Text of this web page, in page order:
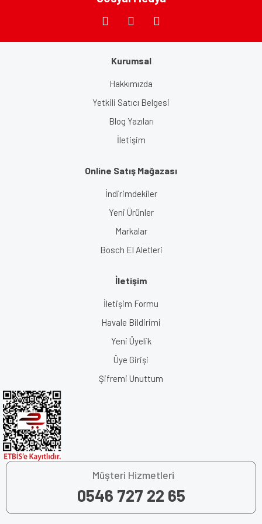
Kurumsal
Hakkımızda
Yetkili Satıcı Belgesi
Blog Yazıları
İletişim
Online Satış Mağazası
İndirimdekiler
Yeni Ürünler
Markalar
Bosch El Aletleri
İletişim
İletişim Formu
Havale Bildirimi
Yeni Üyelik
Üye Girişi
Şifremi Unuttum
Müşteri Hizmetleri
0546 727 22 65